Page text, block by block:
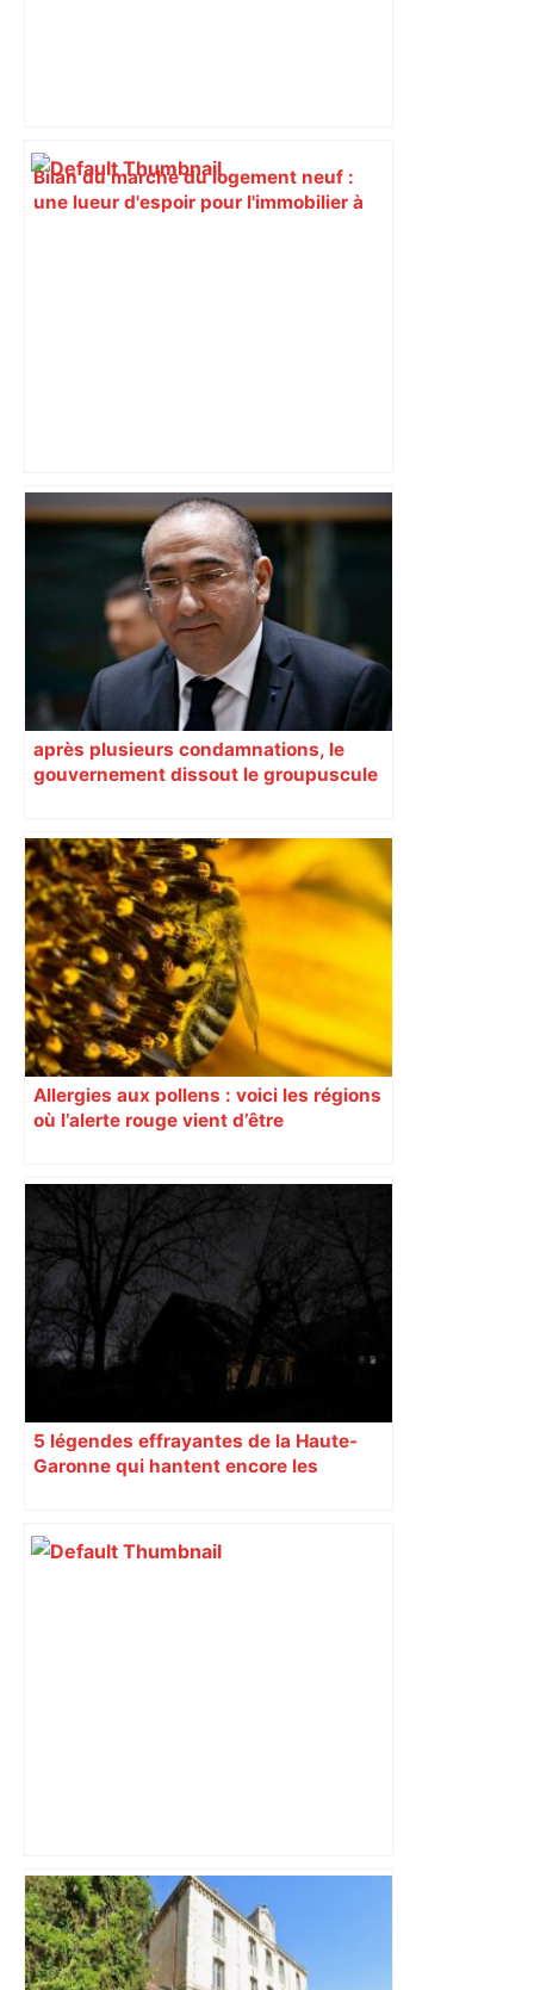
Bilan du marché du logement neuf :
une lueur d'espoir pour l'immobilier à
Capilla en bleu ciel pour combien de
temps encore ? Toulouse et l'UBB aux
aguets – Rugbynistere
après plusieurs condamnations, le
gouvernement dissout le groupuscule
Allergies aux pollens : voici les régions
où l’alerte rouge vient d’être
5 légendes effrayantes de la Haute-
Garonne qui hantent encore les
Près de Toulouse : dans cette zone
économique, un axe majeur va être
fermé en fin de soirée, voici les
déviations – Actu.fr